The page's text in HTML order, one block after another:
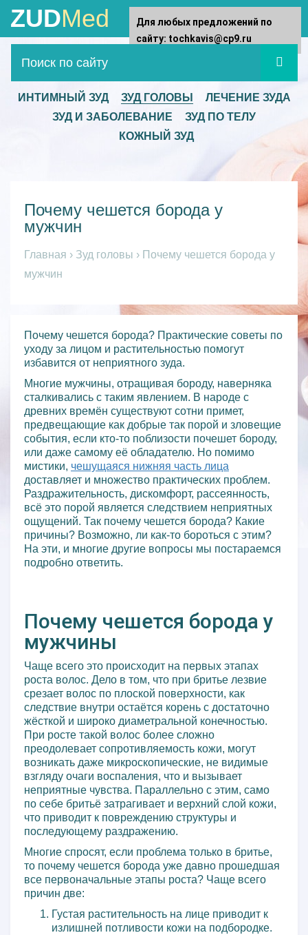
ZUDMed
ИНТИМНЫЙ ЗУД ЗУД ГОЛОВЫ
ЛЕЧЕНИЕ ЗУДА
ЗУД И ЗАБОЛЕВАНИЕ
ЗУД ПО ТЕЛУ
КОЖНЫЙ ЗУД
Почему чешется борода у
мужчин
Главная › Зуд головы › Почему чешется борода у
мужчин
Почему чешется борода? Практические советы по
уходу за лицом и растительностью помогут
избавится от неприятного зуда.
Многие мужчины, отращивая бороду, наверняка
сталкивались с таким явлением. В народе с
древних времён существуют сотни примет,
предвещающие как добрые так порой и зловещие
события, если кто-то поблизости почешет бороду,
или даже самому её обладателю. Но помимо
мистики, чешущаяся нижняя часть лица
доставляет и множество практических проблем.
Раздражительность, дискомфорт, рассеянность,
всё это порой является следствием неприятных
ощущений. Так почему чешется борода? Какие
причины? Возможно, ли как-то бороться с этим?
На эти, и многие другие вопросы мы постараемся
подробно ответить.
Почему чешется борода у
мужчины
Чаще всего это происходит на первых этапах
роста волос. Дело в том, что при бритье лезвие
срезает волос по плоской поверхности, как
следствие внутри остаётся корень с достаточно
жёсткой и широко диаметральной конечностью.
При росте такой волос более сложно
преодолевает сопротивляемость кожи, могут
возникать даже микроскопические, не видимые
взгляду очаги воспаления, что и вызывает
неприятные чувства. Параллельно с этим, само
по себе бритьё затрагивает и верхний слой кожи,
что приводит к повреждению структуры и
последующему раздражению.
Многие спросят, если проблема только в бритье,
то почему чешется борода уже давно прошедшая
все первоначальные этапы роста? Чаще всего
причин две:
Густая растительность на лице приводит к
излишней потливости кожи на подбородке.
Для любых предложений по
сайту: tochkavis@cp9.ru